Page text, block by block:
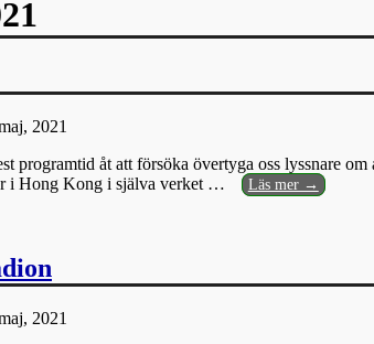
2021
programtid åt att försöka övertyga oss lyssnare
i Hong Kong i själva verket … Läs mer →
2021